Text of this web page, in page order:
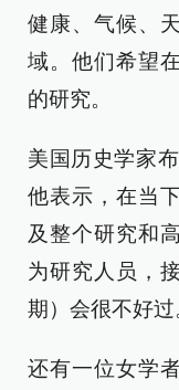
健康、气候、
域。他们希望
的研究。
美国历史学家
他表示，在当
及整个研究和
为研究人员，
期）会很不好过
还有一位女学